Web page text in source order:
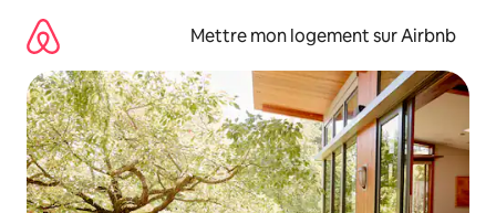
directement
contenu
Mettre mon logement sur Airbnb